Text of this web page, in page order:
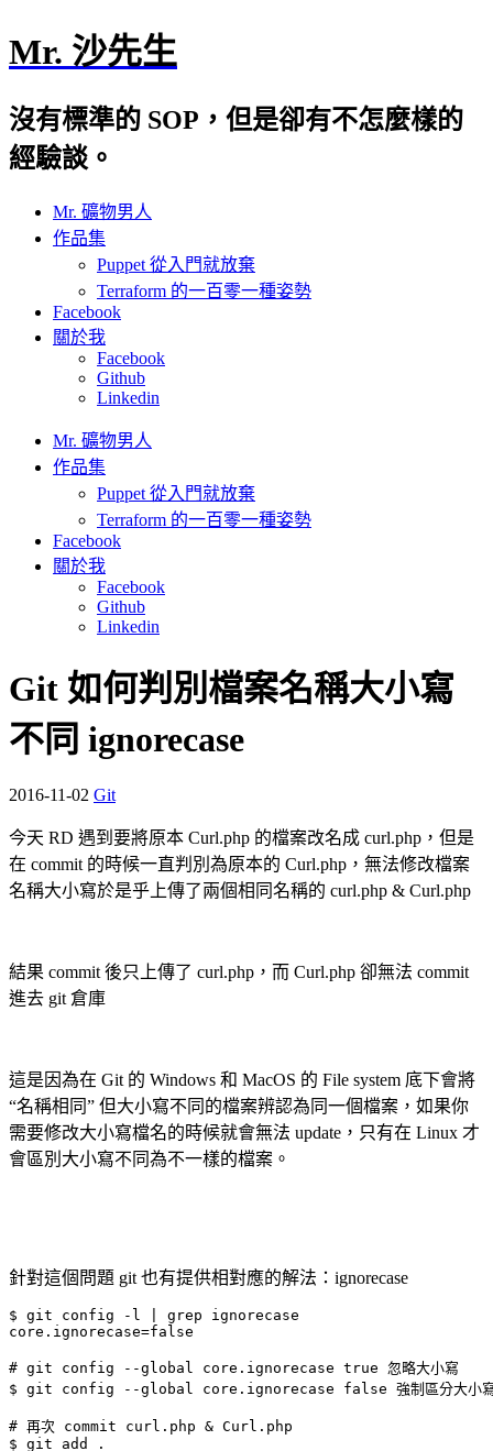
Mr. 沙先生
沒有標準的 SOP，但是卻有不怎麼樣的
經驗談。
Mr. 礦物男人
作品集
Puppet 從入門就放棄
Terraform 的一百零一種姿勢
Facebook
關於我
Facebook
Github
Linkedin
Mr. 礦物男人
作品集
Puppet 從入門就放棄
Terraform 的一百零一種姿勢
Facebook
關於我
Facebook
Github
Linkedin
Git 如何判別檔案名稱大小寫
不同 ignorecase
2016-11-02 Git
今天 RD 遇到要將原本 Curl.php 的檔案改名成 curl.php，但是
在 commit 的時候一直判別為原本的 Curl.php，無法修改檔案
名稱大小寫於是乎上傳了兩個相同名稱的 curl.php & Curl.php
結果 commit 後只上傳了 curl.php，而 Curl.php 卻無法 commit
進去 git 倉庫
這是因為在 Git 的 Windows 和 MacOS 的 File system 底下會將
“名稱相同” 但大小寫不同的檔案辨認為同一個檔案，如果你
需要修改大小寫檔名的時候就會無法 update，只有在 Linux 才
會區別大小寫不同為不一樣的檔案。
針對這個問題 git 也有提供相對應的解法：ignorecase
$ git config -l | grep ignorecase
core.ignorecase=false
# git config --global core.ignorecase true 忽略大小寫
$ git config --global core.ignorecase false 強制區分大小
# 再次 commit curl.php & Curl.php
$ git add .